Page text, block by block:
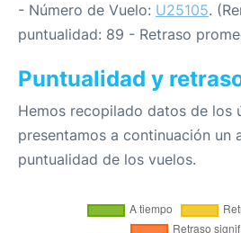
- Número de Vuelo: U25105.
puntualidad: 89 - Retraso
Puntualidad y
Hemos recopilado datos de los
presentamos a continuación un
puntualidad de los vuelos.